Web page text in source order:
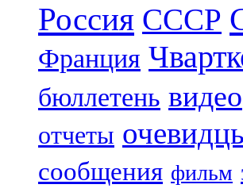
Россия СССР
Франция
бюллетень видео
отчеты
сообщения фильм